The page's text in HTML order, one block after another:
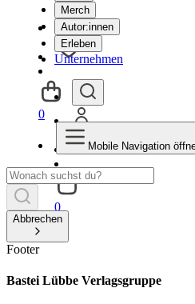
Merch
Autor:innen
Erleben
Unternehmen
0
0
Mobile Navigation
Abbrechen
Footer
Bastei Lübbe Verlagsgruppe